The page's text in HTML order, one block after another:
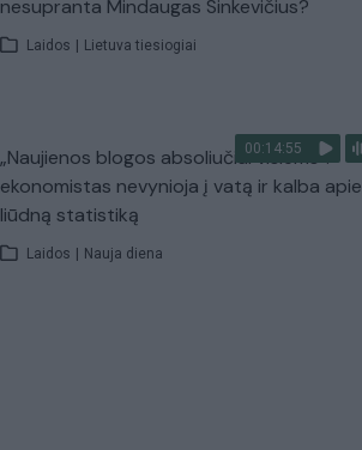
nesupranta Mindaugas Sinkevičius?
Laidos | Lietuva tiesiogiai
00:14:55
„Naujienos blogos absoliučiai visiems“:
ekonomistas nevynioja į vatą ir kalba apie
liūdną statistiką
Laidos | Nauja diena